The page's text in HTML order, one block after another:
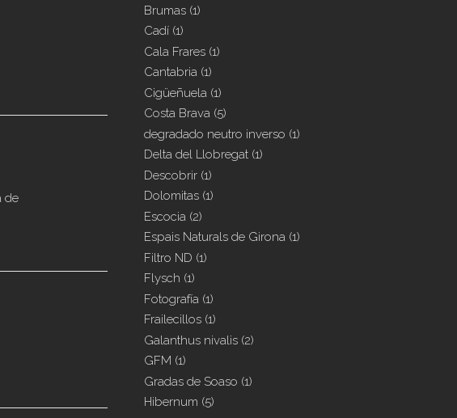
de
Brumas (1)
Cadí (1)
Cala Frares (1)
Cantabria (1)
Cigüeñuela (1)
Costa Brava (5)
degradado neutro inverso (1)
Delta del Llobregat (1)
Descobrir (1)
Dolomitas (1)
Escocia (2)
Espais Naturals de Girona (1)
Filtro ND (1)
Flysch (1)
Fotografía (1)
Frailecillos (1)
Galanthus nivalis (2)
GFM (1)
Gradas de Soaso (1)
Hibernum (5)